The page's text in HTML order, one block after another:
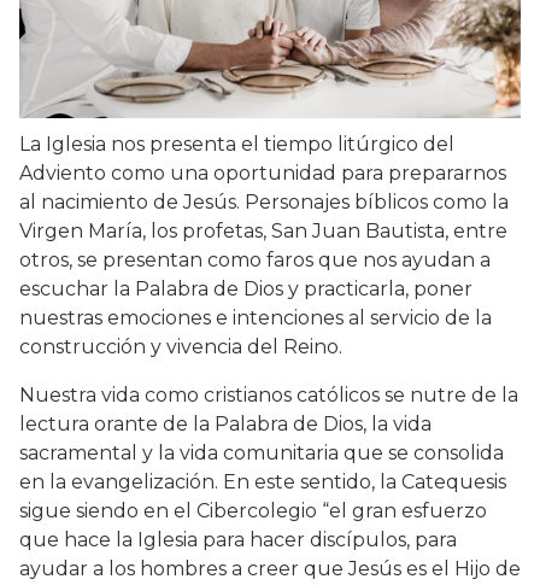
La Iglesia nos presenta el tiempo litúrgico del
Adviento como una oportunidad para prepararnos
al nacimiento de Jesús. Personajes bíblicos como la
Virgen María, los profetas, San Juan Bautista, entre
otros, se presentan como faros que nos ayudan a
escuchar la Palabra de Dios y practicarla, poner
nuestras emociones e intenciones al servicio de la
construcción y vivencia del Reino.
Nuestra vida como cristianos católicos se nutre de la
lectura orante de la Palabra de Dios, la vida
sacramental y la vida comunitaria que se consolida
en la evangelización. En este sentido, la Catequesis
sigue siendo en el Cibercolegio “el gran esfuerzo
que hace la Iglesia para hacer discípulos, para
ayudar a los hombres a creer que Jesús es el Hijo de